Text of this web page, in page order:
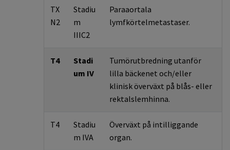
TX
N2
Stadiu
m
IIIC2
Paraaortala
lymfkörtelmetastaser.
T4
Stadi
um IV
Tumörutbredning utanför
lilla bäckenet och/eller
klinisk överväxt på blås- eller
rektalslemhinna.
T4
Stadiu
m IVA
Överväxt på intilliggande
organ.